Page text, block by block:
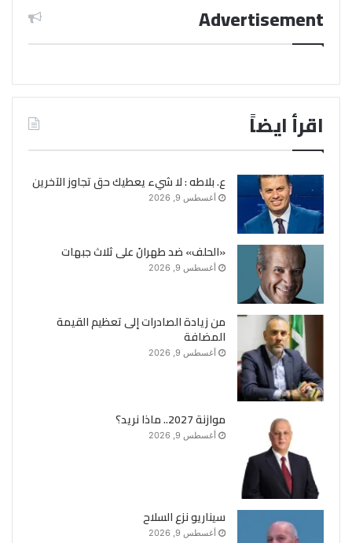
Advertisement
اقرأ ايضاً
ع. بلاطه : لا شيء يعطيك حق تجاوز الآخرين
أغسطس 9, 2026
«الحلف» ضد طهرانَ على ثلاث جبهات
أغسطس 9, 2026
من زيادة الصادرات إلى تعظيم القيمة
المضافة
أغسطس 9, 2026
موازنة 2027.. ماذا نريد؟
أغسطس 9, 2026
سيناريو نزع السلاح
أغسطس 9, 2026